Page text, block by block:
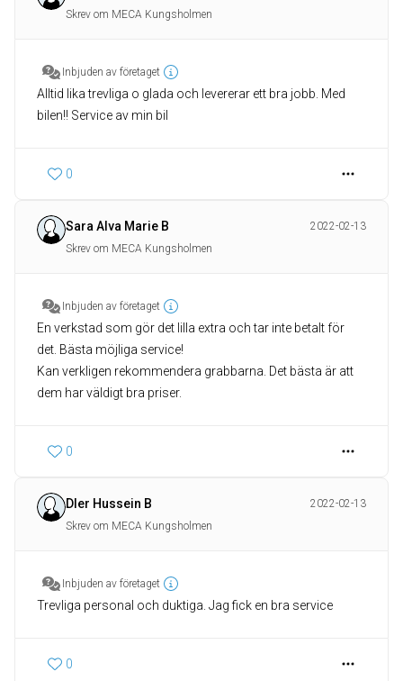
Skrev om MECA Kungsholmen
Inbjuden av företaget
Alltid lika trevliga o glada och levererar ett bra jobb. Med
bilen!! Service av min bil
0
Sara Alva Marie B
2022-02-13
Skrev om MECA Kungsholmen
Inbjuden av företaget
En verkstad som gör det lilla extra och tar inte betalt för
det. Bästa möjliga service!
Kan verkligen rekommendera grabbarna. Det bästa är att
dem har väldigt bra priser.
0
Dler Hussein B
2022-02-13
Skrev om MECA Kungsholmen
Inbjuden av företaget
Trevliga personal och duktiga. Jag fick en bra service
0